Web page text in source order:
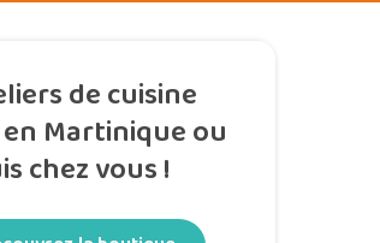
de cuisine
Martinique ou
chez vous !